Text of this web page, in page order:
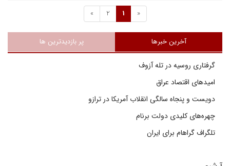
«
1
2
»
آخرین خبرها پر بازدیدترین ها
گرفتاری روسیه در تله آزوف
امیدهای اقتصاد عراق
دویست و پنجاه سالگی انقلاب آمریکا در ترازو
چهره‌های کلیدی دولت برنام
تلگراف گراهام برای ایران